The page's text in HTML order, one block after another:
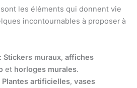
sont les éléments qui donnent vie
incontournables à proposer à
: Stickers muraux, affiches
et horloges murales.
Plantes artificielles, vases